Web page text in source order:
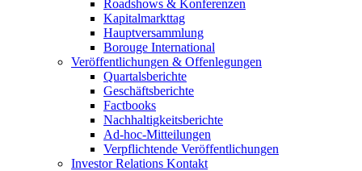
Roadshows & Konferenzen
Kapitalmarkttag
Hauptversammlung
Borouge International
Veröffentlichungen & Offenlegungen
Quartalsberichte
Geschäftsberichte
Factbooks
Nachhaltigkeitsberichte
Ad-hoc-Mitteilungen
Verpflichtende Veröffentlichungen
Investor Relations Kontakt